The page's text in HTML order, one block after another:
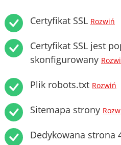
Certyfikat SSL Rozwiń
Certyfikat SSL jest
skonfigurowany
Plik robots.txt Rozwiń
Sitemapa strony
Dedykowana strona